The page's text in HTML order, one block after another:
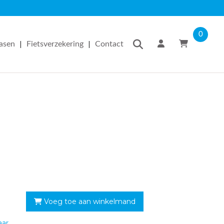
| Fietsverzekering | Contact
0
Voeg toe aan winkelmand